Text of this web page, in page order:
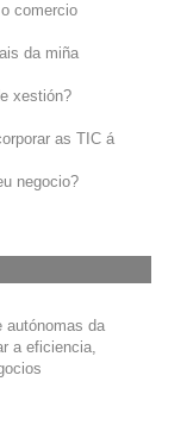
comercio
da miña
xestión?
as TIC á
negocio?
autónomas da
a eficiencia,